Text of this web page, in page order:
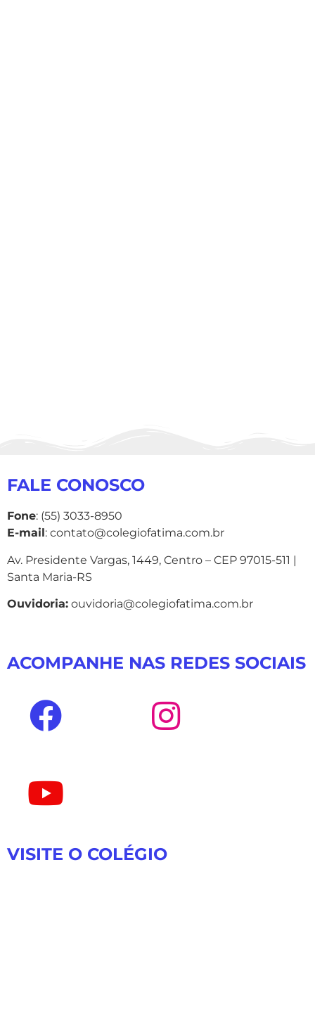
FALE CONOSCO
Fone: (55) 3033-8950
E-mail: contato@colegiofatima.com.br
Av. Presidente Vargas, 1449, Centro – CEP 97015-511 |
Santa Maria-RS
Ouvidoria: ouvidoria@colegiofatima.com.br
ACOMPANHE NAS REDES SOCIAIS
VISITE O COLÉGIO